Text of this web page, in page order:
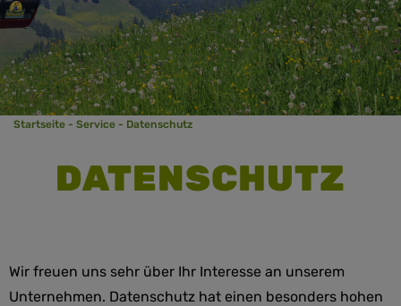
Startseite - Service - Datenschutz
DATENSCHUTZ
Wir freuen uns sehr über Ihr Interesse an unserem
Unternehmen. Datenschutz hat einen besonders hohen